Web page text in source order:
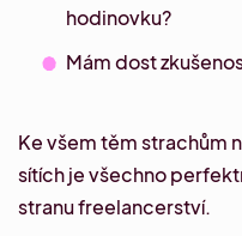
hodinovku?
Mám dost
Ke všem těm strachům
sítích je všechno
stranu freelancerství.